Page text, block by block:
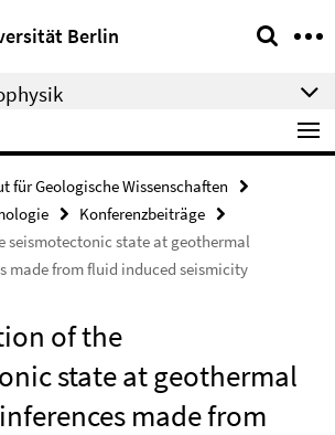
Berlin
für Geologische Wissenschaften
Konferenzbeiträge
seismotectonic state at geothermal
made from fluid induced seismicity
of the
state at geothermal
made from